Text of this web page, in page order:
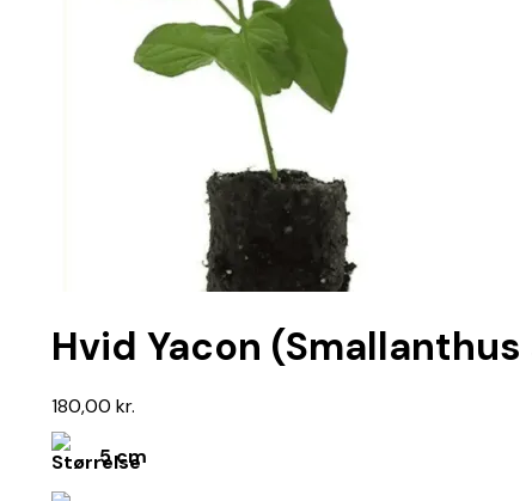
Hvid Yacon
180,00 kr.
5 cm